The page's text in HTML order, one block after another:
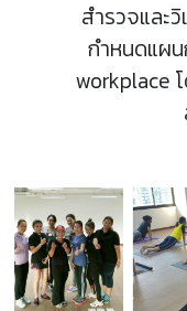
สำรวจและ
กำหนดแผ
workplace